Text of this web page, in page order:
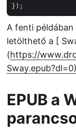
A fenti
letölthető a [
(https://
Sway.epub?dl=0)
EPUB a